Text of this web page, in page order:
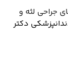
جراحی لثه و
دکتر